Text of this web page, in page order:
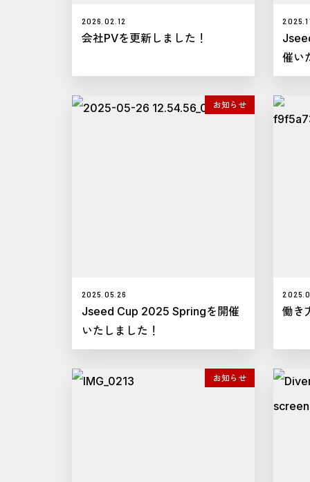
2026.02.12
会社PVを更新しました！
催い
お知らせ
2025.05.26
Jseed Cup 2025 Springを開催
いたしました！
働き
お知らせ